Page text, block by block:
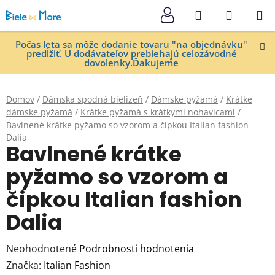
na
obsah
Počas leta sa môže dodanie tovaru "na objednávku"
predĺžiť. U dodávateľov prebiehajú celozávodné
dovolenky.Ďakujeme
Hľadať
KOŠÍK
Domov / Dámska spodná bielizeň / Dámske pyžamá / Krátke
dámske pyžamá / Krátke pyžamá s krátkymi nohavicami /
Bavlnené krátke pyžamo so vzorom a čipkou Italian fashion
Dalia
Bavlnené krátke
pyžamo so vzorom a
čipkou Italian fashion
Dalia
Priemerné
hodnotenie
Neohodnotené Podrobnosti hodnotenia
Značka: Italian Fashion